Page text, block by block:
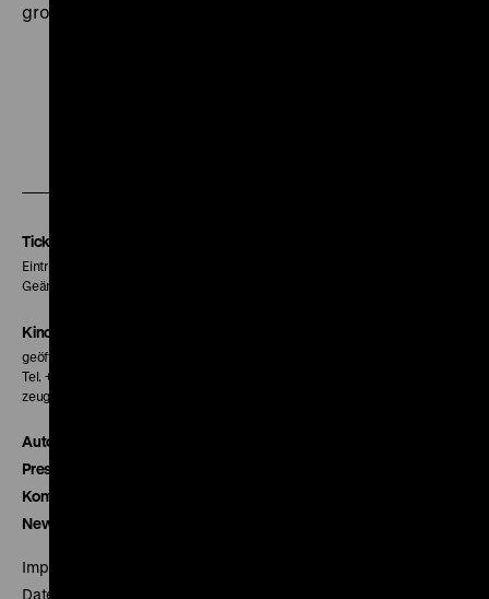
große Vorbehalte“ (18.3.1955). (mbh)
Tickets
Eintritt 5 €
Geänderte Preise sind im Programm vermerkt.
Kinokasse
geöffnet 30 Minuten vor Beginn der ersten Vorstellung
Tel. + 49 30 20304-770
zeughauskino@dhm.de
Autor*innen
Presse
Kontakt
Newsletter
Impressum
Datenschutz